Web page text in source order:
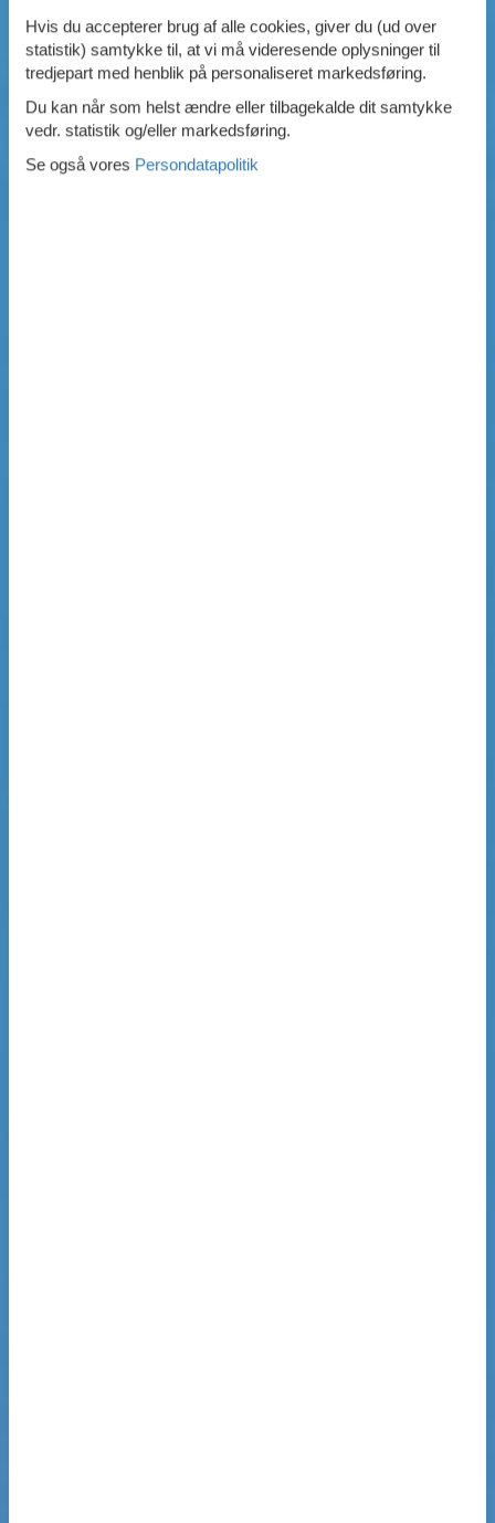
Hvis du accepterer brug af alle cookies, giver du (ud over
statistik) samtykke til, at vi må videresende oplysninger til
tredjepart med henblik på personaliseret markedsføring.
Du kan når som helst ændre eller tilbagekalde dit samtykke
vedr. statistik og/eller markedsføring.
Se også vores Persondatapolitik